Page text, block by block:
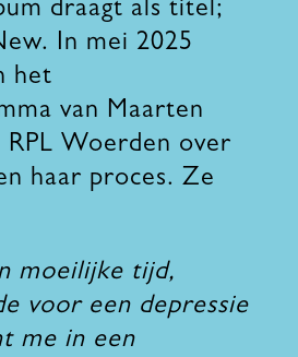
draagt als titel;
In mei 2025
het
van Maarten
RPL Woerden over
haar proces. Ze
moeilijke tijd,
voor een depressie
me in een